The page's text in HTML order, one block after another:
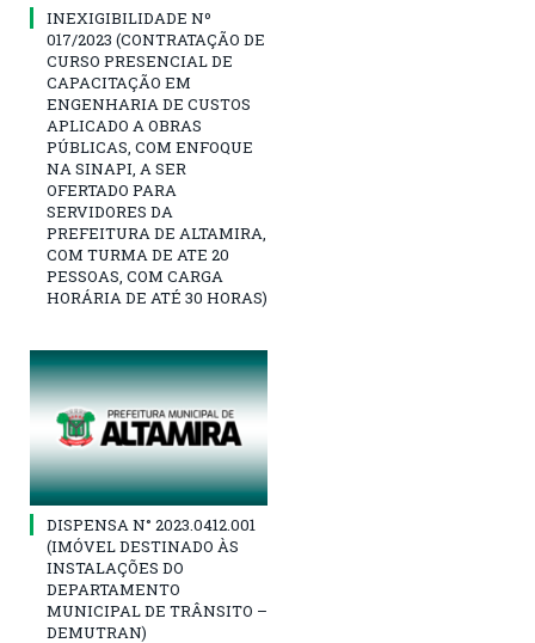
INEXIGIBILIDADE Nº
017/2023 (CONTRATAÇÃO DE
CURSO PRESENCIAL DE
CAPACITAÇÃO EM
ENGENHARIA DE CUSTOS
APLICADO A OBRAS
PÚBLICAS, COM ENFOQUE
NA SINAPI, A SER
OFERTADO PARA
SERVIDORES DA
PREFEITURA DE ALTAMIRA,
COM TURMA DE ATE 20
PESSOAS, COM CARGA
HORÁRIA DE ATÉ 30 HORAS)
DISPENSA N° 2023.0412.001
(IMÓVEL DESTINADO ÀS
INSTALAÇÕES DO
DEPARTAMENTO
MUNICIPAL DE TRÂNSITO –
DEMUTRAN)